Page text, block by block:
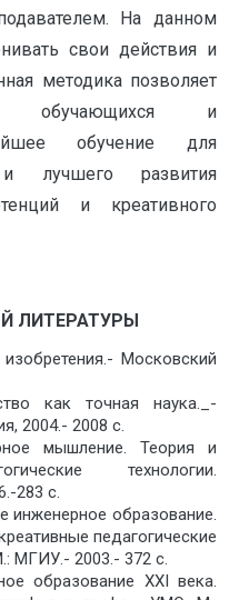
На данном
свои действия и
методика позволяет
обучающихся и
обучение для
лучшего развития
и креативного
ЛИТЕРАТУРЫ
Московский
как точная наука._-
2004.- 2008 с.
мышление. Теория и
технологии.
283 с.
инженерное образование.
педагогические
МГИУ.- 2003.- 372 с.
образование XXI века.